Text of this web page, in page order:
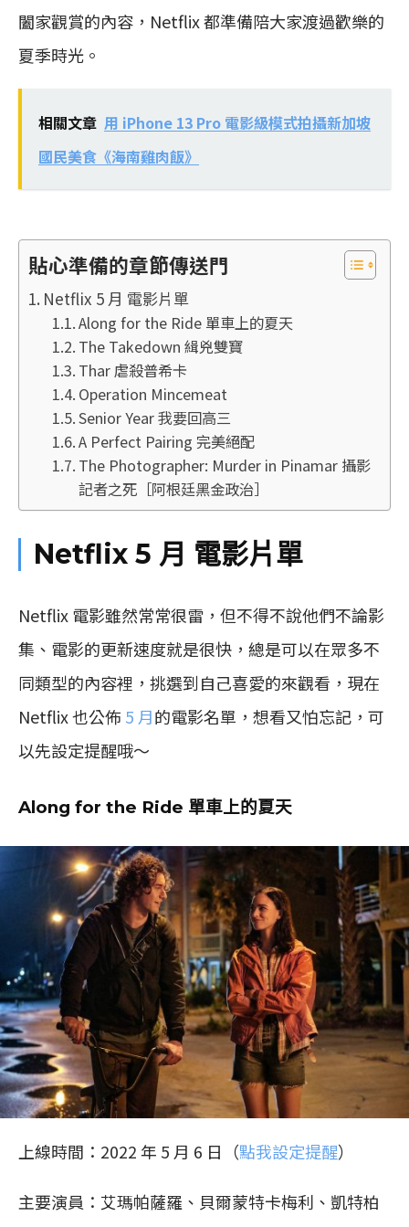
闔家觀賞的內容，Netflix 都準備陪大家渡過歡樂的
夏季時光。
相關文章 用 iPhone 13 Pro 電影級模式拍攝新加坡
國民美食《海南雞肉飯》
貼心準備的章節傳送門
Netflix 5 月 電影片單
Along for the Ride 單車上的夏天
The Takedown 緝兇雙寶
Thar 虐殺普希卡
Operation Mincemeat
Senior Year 我要回高三
A Perfect Pairing 完美絕配
The Photographer: Murder in Pinamar 攝影
記者之死［阿根廷黑金政治］
Netflix 5 月 電影片單
Netflix 電影雖然常常很雷，但不得不說他們不論影
集、電影的更新速度就是很快，總是可以在眾多不
同類型的內容裡，挑選到自己喜愛的來觀看，現在
Netflix 也公佈 5 月的電影名單，想看又怕忘記，可
以先設定提醒哦～
Along for the Ride 單車上的夏天
上線時間：2022 年 5 月 6 日（點我設定提醒）
主要演員：艾瑪帕薩羅、貝爾蒙特卡梅利、凱特柏